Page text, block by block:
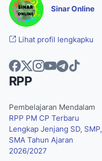
Sinar Online
Lihat profil lengkapku
RPP
Pembelajaran Mendalam
RPP PM CP Terbaru
Lengkap Jenjang SD, SMP,
SMA Tahun Ajaran
2026/2027